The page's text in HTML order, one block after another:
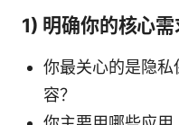
1) 明确你的核心需
你最关心的是隐
容？